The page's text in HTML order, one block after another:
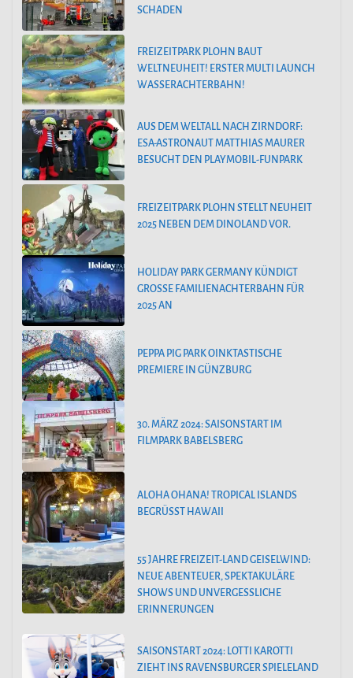
SCHADEN
FREIZEITPARK PLOHN BAUT
WELTNEUHEIT! ERSTER MULTI LAUNCH
WASSERACHTERBAHN!
AUS DEM WELTALL NACH ZIRNDORF:
ESA-ASTRONAUT MATTHIAS MAURER
BESUCHT DEN PLAYMOBIL-FUNPARK
FREIZEITPARK PLOHN STELLT NEUHEIT
2025 NEBEN DEM DINOLAND VOR.
HOLIDAY PARK GERMANY KÜNDIGT
GROSSE FAMILIENACHTERBAHN FÜR 2
025 AN
PEPPA PIG PARK OINKTASTISCHE
PREMIERE IN GÜNZBURG
30. MÄRZ 2024: SAISONSTART IM
FILMPARK BABELSBERG
ALOHA OHANA! TROPICAL ISLANDS
BEGRÜSST HAWAII
55 JAHRE FREIZEIT-LAND GEISELWIND:
NEUE ABENTEUER, SPEKTAKULÄRE
SHOWS UND UNVERGESSLICHE
ERINNERUNGEN
SAISONSTART 2024: LOTTI KAROTTI
ZIEHT INS RAVENSBURGER SPIELELAND